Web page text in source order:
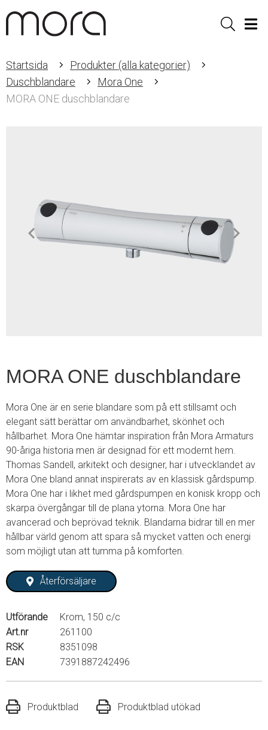
Sök
Startsida
Produkter (alla kategorier)
Duschblandare
Mora One
MORA ONE duschblandare
MORA ONE duschblandare
Mora One är en serie blandare som på ett stillsamt och
elegant sätt berättar om användbarhet, skönhet och
hållbarhet. Mora One hämtar inspiration från Mora Armaturs
90-åriga historia men är designad för ett modernt hem.
Thomas Sandell, arkitekt och designer, har i utvecklandet av
Mora One bland annat inspirerats av en klassisk gårdspump.
Mora One har i likhet med gårdspumpen en konisk kropp och
skarpa övergångar till de plana ytorna. Mora One har
avancerad och beprövad teknik. Blandarna bidrar till en mer
hållbar värld genom att spara så mycket vatten och energi
som möjligt utan att tumma på komforten.
Återförsäljare
Utförande
Krom, 150 c/c
Art.nr
261100
RSK
8351098
EAN
7391887242496
Produktblad Produktblad utökad